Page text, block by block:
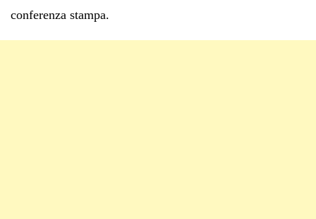
conferenza stampa.